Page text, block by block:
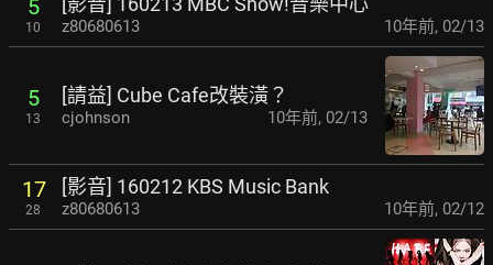
5
10 z80680613 10年前, 02/13
5
13
[請益] Cube Cafe改裝潢？
cjohnson 10年前, 02/13
17
28
[影音] 160212 KBS Music Bank
z80680613 10年前, 02/12